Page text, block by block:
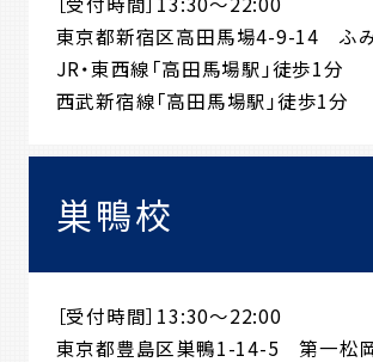
東京都新宿区高田馬場4-9-14 ふ
JR・東西線「高田馬場駅」徒歩1分
西武新宿線「高田馬場駅」徒歩1分
巣鴨校
［受付時間］13:30～22:00
東京都豊島区巣鴨1-14-5 第一松